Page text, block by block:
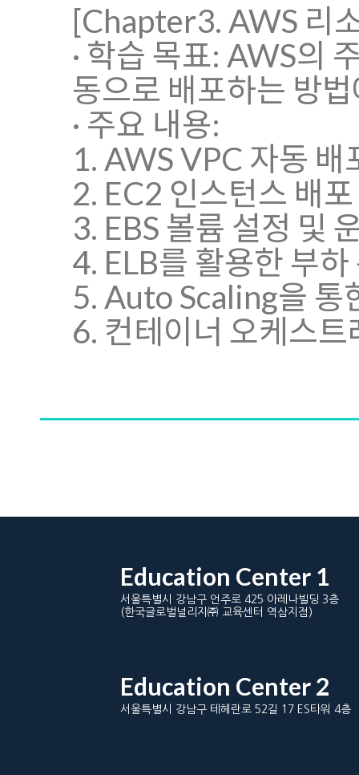
[Chapter3. AWS 리
· 학습 목표: AWS의
동으로 배포하는 방
· 주요 내용:
1. AWS VPC 자동 배
2. EC2 인스턴스 배
3. EBS 볼륨 설정 및
4. ELB를 활용한 부
5. Auto Scaling을 통
6. 컨테이너 오케스
Education Center 1
서울특별시 강남구 언주로 425 아레나빌딩 3층
(한국글로벌널리지㈜ 교육센터 역삼지점)
Education Center 2
서울특별시 강남구 테헤란로 52길 17 ES타워 4층